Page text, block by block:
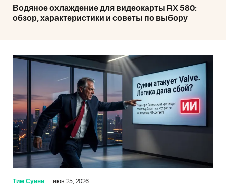
Водяное охлаждение для видеокарты RX 580:
обзор, характеристики и советы по выбору
Тим Суини июн 25, 2026